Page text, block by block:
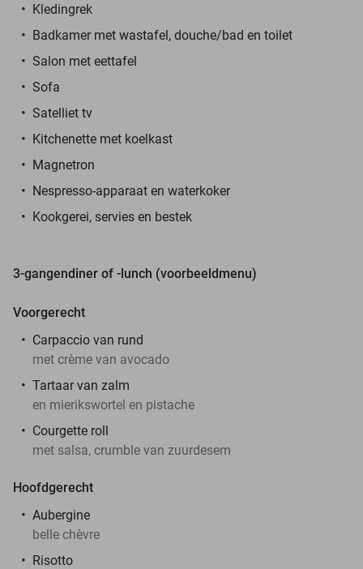
Kledingrek
Badkamer met wastafel, douche/bad en toilet
Salon met eettafel
Sofa
Satelliet tv
Kitchenette met koelkast
Magnetron
Nespresso-apparaat en waterkoker
Kookgerei, servies en bestek
3-gangendiner of -lunch (voorbeeldmenu)
Voorgerecht
Carpaccio van rund
met crème van avocado
Tartaar van zalm
en mierikswortel en pistache
Courgette roll
met salsa, crumble van zuurdesem
Hoofdgerecht
Aubergine
belle chèvre
Risotto